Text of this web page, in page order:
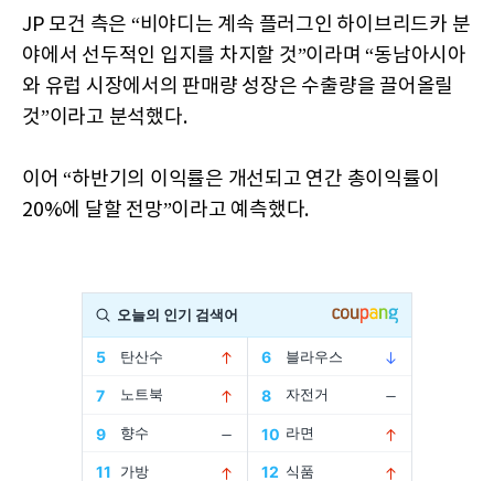
JP 모건 측은 “비야디는 계속 플러그인 하이브리드카 분
야에서 선두적인 입지를 차지할 것”이라며 “동남아시아
와 유럽 시장에서의 판매량 성장은 수출량을 끌어올릴
것”이라고 분석했다.
이어 “하반기의 이익률은 개선되고 연간 총이익률이
20%에 달할 전망”이라고 예측했다.